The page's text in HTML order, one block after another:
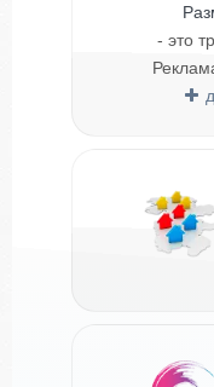
- это